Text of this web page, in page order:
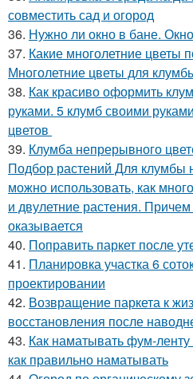
совместить сад и огород
36. Нужно ли окно в бане.
37. Какие многолетние цветы
Многолетние цветы для
38. Как красиво оформить
руками. 5 клумб своими
цветов
39. Клумба непрерывного
Подбор растений Для клумбы
можно использовать, как
и двулетние растения.
оказывается
40. Поправить паркет после
41. Планировка участка 6
проектировании
42. Возвращение паркета к
восстановления после
43. Как наматывать фум-
как правильно наматывать